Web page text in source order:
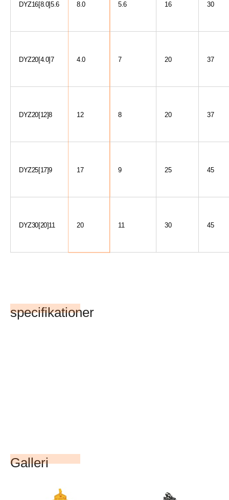
DYZ16[8.0]5.6 8.0 5.6 16 30
DYZ20[4.0]7 4.0 7 20 37
DYZ20[12]8 12 8 20 37
DYZ25[17]9 17 9 25 45
DYZ30[20]11 20 11 30 45
specifikationer
Galleri